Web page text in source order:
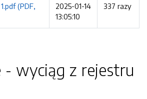
(PDF,
2025-01-14
13:05:10
337 razy
- wyciąg z rejestru